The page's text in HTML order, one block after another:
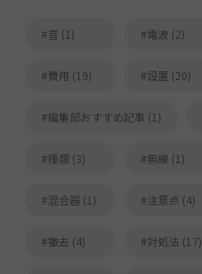
音 (1) 電波 (2)
費用 (19) 設置 (20)
編集部おすすめ記事 (1)
種類 (3) 無線 (1)
混合器 (1) 注意点 (4)
撤去 (4) 対処法 (17)